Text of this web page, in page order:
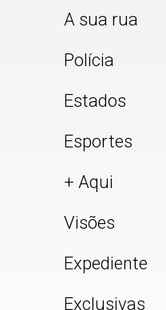
A sua rua
Polícia
Estados
Esportes
+ Aqui
Visões
Expediente
Exclusivas